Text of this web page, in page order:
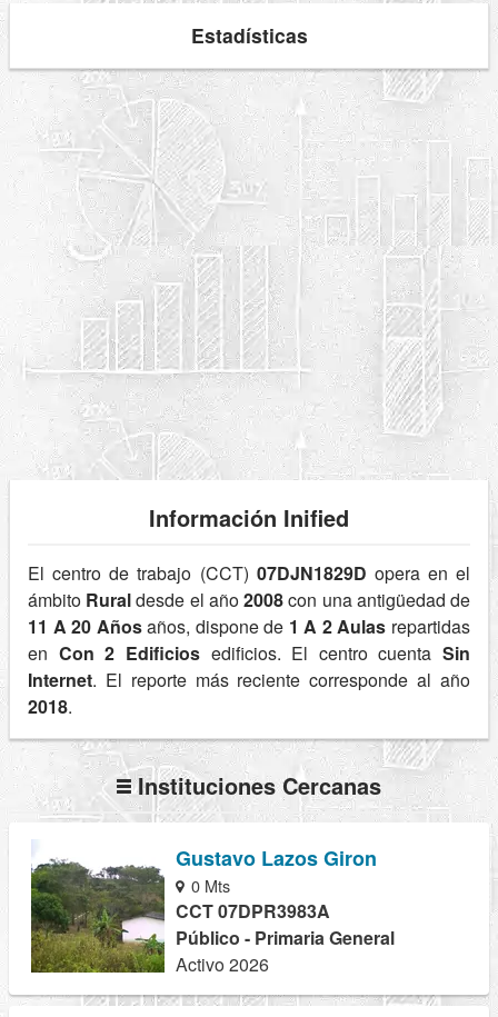
Estadísticas
Información Inified
El centro de trabajo (CCT) 07DJN1829D opera en el
ámbito Ruraldesde el año2008con una antigüedad de
11 A 20 Añosaños, dispone de 1 A 2 Aulas repartidas
en Con 2 Edificiosedificios. El centro cuenta Sin
Internet. El reporte más reciente corresponde al año
2018.
Instituciones Cercanas
Gustavo Lazos Giron
0 Mts
CCT 07DPR3983A
Público - Primaria General
Activo 2026